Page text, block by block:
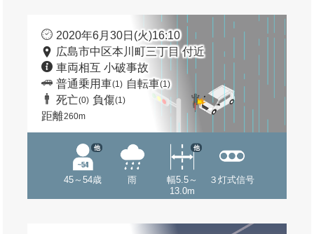
2020年6月30日(火)16:10
広島市中区本川町三丁目 付近
車両相互 小破事故
普通乗用車(1) 自転車(1)
死亡(0) 負傷(1)
距離260m
45～54歳
他
雨
幅5.5～
13.0m
他
３灯式信号